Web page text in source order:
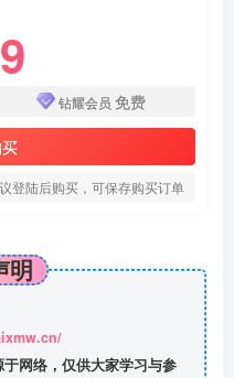
钻耀会员 免费
登陆后购买，可保存购买订单
明
网络，仅供大家学习与参